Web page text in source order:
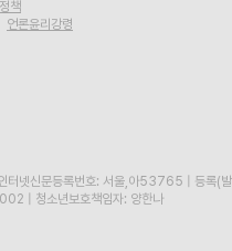
책
언론윤리강령
터넷신문등록번호: 서울,아53765 등록(
청소년보호책임자: 양한나